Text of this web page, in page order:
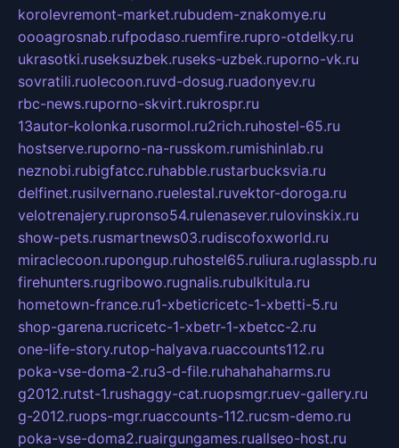
korolevremont-market.rubudem-znakomye.ru
oooagrosnab.rufpodaso.ruemfire.rupro-otdelky.ru
ukrasotki.ruseksuzbek.ruseks-uzbek.ruporno-vk.ru
sovratili.ruolecoon.ruvd-dosug.ruadonyev.ru
rbc-news.ruporno-skvirt.rukrospr.ru
13autor-kolonka.rusormol.ru2rich.ruhostel-65.ru
hostserve.ruporno-na-russkom.rumishinlab.ru
neznobi.rubigfatcc.ruhabble.rustarbucksvia.ru
delfinet.rusilvernano.ruelestal.ruvektor-doroga.ru
velotrenajery.rupronso54.rulenasever.rulovinskix.ru
show-pets.rusmartnews03.rudiscofoxworld.ru
miraclecoon.rupongup.ruhostel65.ruliura.ruglasspb.ru
firehunters.rugribowo.rugnalis.rubulkitula.ru
hometown-france.ru1-xbeticricetc-1-xbetti-5.ru
shop-garena.rucricetc-1-xbetr-1-xbetcc-2.ru
one-life-story.rutop-halyava.ruaccounts112.ru
poka-vse-doma-2.ru3-d-file.ruhahahaharms.ru
g2012.rutst-1.rushaggy-cat.ruopsmgr.ruev-gallery.ru
g-2012.ruops-mgr.ruaccounts-112.rucsm-demo.ru
poka-vse-doma2.ruairgungames.ruallseo-host.ru